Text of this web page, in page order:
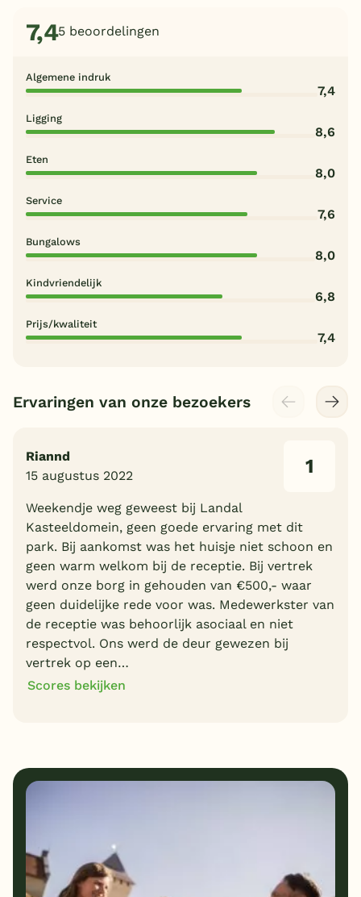
7,45 beoordelingen
Algemene indruk
7,4
Ligging
8,6
Eten
8,0
Service
7,6
Bungalows
8,0
Kindvriendelijk
6,8
Prijs/kwaliteit
7,4
Ervaringen van onze bezoekers
Riannd
15 augustus 2022
1
Weekendje weg geweest bij Landal
Kasteeldomein, geen goede ervaring met dit
park. Bij aankomst was het huisje niet schoon en
geen warm welkom bij de receptie. Bij vertrek
werd onze borg in gehouden van €500,- waar
geen duidelijke rede voor was. Medewerkster van
de receptie was behoorlijk asociaal en niet
respectvol. Ons werd de deur gewezen bij
vertrek op een…
Scores bekijken